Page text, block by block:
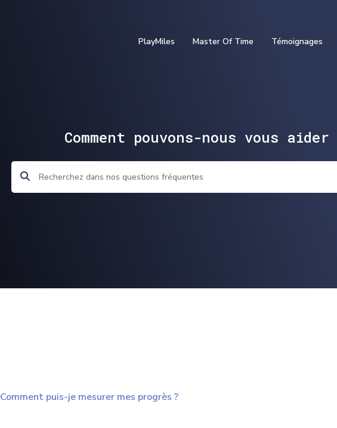
PlayMiles Master Of Time Témoignages
Comment pouvons-nous vous aider
Comment puis-je mesurer mes progrès ?